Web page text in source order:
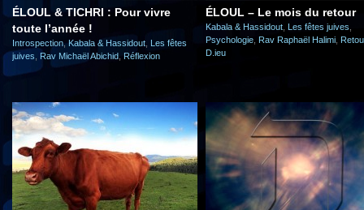
ÉLOUL & TICHRI : Pour vivre
toute l’année !
Introspection,Kabala & Hassidout Les fêtes
juives
Rav Michaël Abichid Réflexion
ÉLOUL – Le mois du retour
Kabala & Hassidout Les fêtes juives
Psychologie Rav Raphaël Halimi
D.ieu